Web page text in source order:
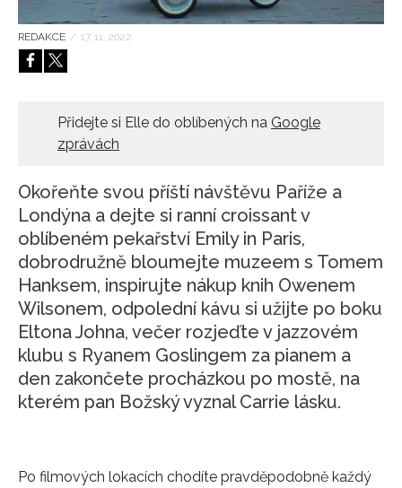
HOME
REDAKCE / 17. 11. 2022
Přidejte si Elle do oblíbených na Google
zprávách
Okořeňte svou příští návštěvu Paříže a
Londýna a dejte si ranní croissant v
oblíbeném pekařství Emily in Paris,
dobrodružně bloumejte muzeem s Tomem
Hanksem, inspirujte nákup knih Owenem
Wilsonem, odpolední kávu si užijte po boku
Eltona Johna, večer rozjeďte v jazzovém
klubu s Ryanem Goslingem za pianem a
den zakončete procházkou po mostě, na
kterém pan Božský vyznal Carrie lásku.
Po filmových lokacích chodíte pravděpodobně každý